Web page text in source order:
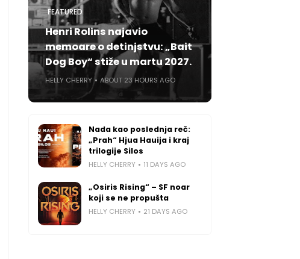
FEATURED
Henri Rolins najavio
memoare o detinjstvu: „Bait
Dog Boy“ stiže u martu 2027.
HELLY CHERRY ABOUT 23 HOURS AGO
Nada kao poslednja reč:
„Prah“ Hjua Hauija i kraj
trilogije Silos
HELLY CHERRY 11 DAYS AGO
„Osiris Rising“ – SF noar
koji se ne propušta
HELLY CHERRY 21 DAYS AGO